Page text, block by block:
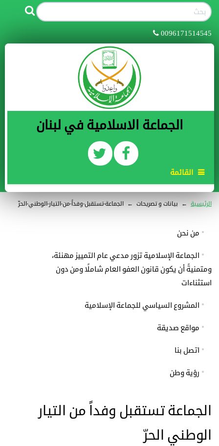
0096171514545
الجماعة الاسلامية في لبنان
القائمة
الرئيسية ← بيانات و تصريحات ← الجماعة-تستقبل-وفداً-من-التيار-الوطني-الحرّ
من نحن
الجماعة الإسلامية تزور مدعي عام التمييز مهنئة،
ومتمنيةً أن يكون قانون العفو العام شاملًا ومن دون
استثناءات
المشروع السياسي للجماعة الإسلامية
مواقع صديقة
اتصل بنا
رؤية وطن
الجماعة تستقبل وفداً من التيار
الوطني الحرّ